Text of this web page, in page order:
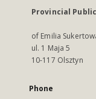
Provincial
of Emilia
ul. 1 Maja 5
10-117 Olsztyn
Phone